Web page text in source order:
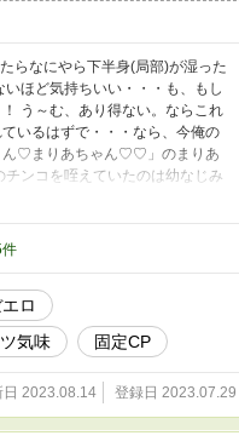
らなにやら下半身(局部)が湿った
ほど気持ちいい・・・も、もし
う～む、あり得ない。ならこれ
いるはずで・・・なら、今俺の
ん♡まりあちゃん♡♡」のまりあ
ンコを咥えていたのは幼なじみ
を付けます。て、ほぼ付いて
た。
ロ
気味 固定CP
日 2023.08.14 登録日 2023.07.29